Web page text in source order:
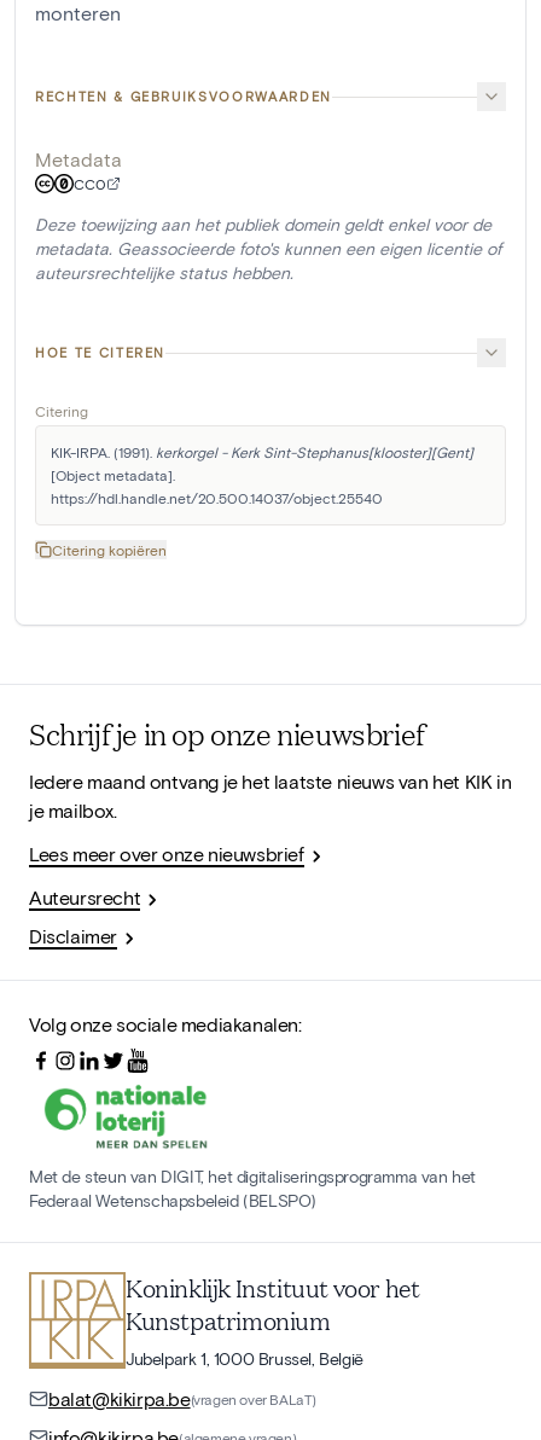
monteren
RECHTEN & GEBRUIKSVOORWAARDEN
Metadata
CC0
Deze toewijzing aan het publiek domein geldt enkel voor de
metadata. Geassocieerde foto's kunnen een eigen licentie of
auteursrechtelijke status hebben.
HOE TE CITEREN
Citering
KIK-IRPA. (1991). kerkorgel - Kerk Sint-Stephanus[klooster][Gent]
[Object metadata].
https://hdl.handle.net/20.500.14037/object.25540
Citering kopiëren
Schrijf je in op onze nieuwsbrief
Iedere maand ontvang je het laatste nieuws van het KIK in
je mailbox.
Lees meer over onze nieuwsbrief
Auteursrecht
Disclaimer
Volg onze sociale mediakanalen:
Met de steun van DIGIT, het digitaliseringsprogramma van het
Federaal Wetenschapsbeleid (BELSPO)
Koninklijk Instituut voor het
Kunstpatrimonium
Jubelpark 1, 1000 Brussel, België
balat@kikirpa.be(vragen over BALaT)